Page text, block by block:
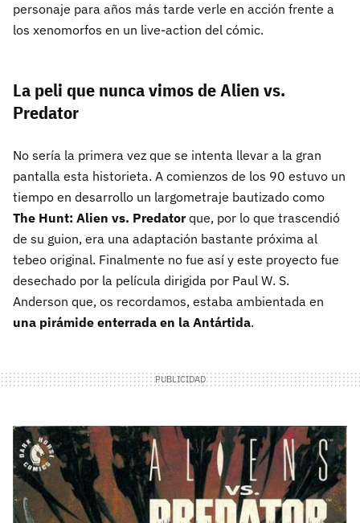
personaje para años más tarde verle en acción frente a
los xenomorfos en un live-action del cómic.
La peli que nunca vimos de Alien vs.
Predator
No sería la primera vez que se intenta llevar a la gran
pantalla esta historieta. A comienzos de los 90 estuvo un
tiempo en desarrollo un largometraje bautizado como
The Hunt: Alien vs. Predatorque, por lo que trascendió
de su guion, era una adaptación bastante próxima al
tebeo original. Finalmente no fue así y este proyecto fue
desechado por la película dirigida por Paul W. S.
Anderson que, os recordamos, estaba ambientada en
una pirámide enterrada en la Antártida.